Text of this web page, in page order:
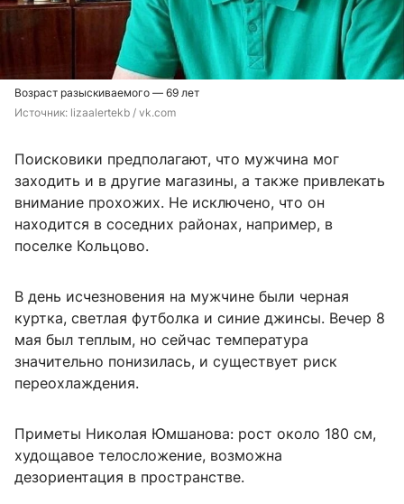
Возраст разыскиваемого — 69 лет
Источник: lizaalertekb / vk.com
Поисковики предполагают, что мужчина мог
заходить и в другие магазины, а также привлекать
внимание прохожих. Не исключено, что он
находится в соседних районах, например, в
поселке Кольцово.
В день исчезновения на мужчине были черная
куртка, светлая футболка и синие джинсы. Вечер 8
мая был теплым, но сейчас температура
значительно понизилась, и существует риск
переохлаждения.
Приметы Николая Юмшанова: рост около 180 см,
худощавое телосложение, возможна
дезориентация в пространстве.